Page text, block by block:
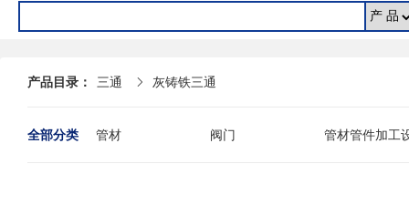
产品目录： 三通  灰铸铁三通
全部分类 管材 阀门
管材管件加工